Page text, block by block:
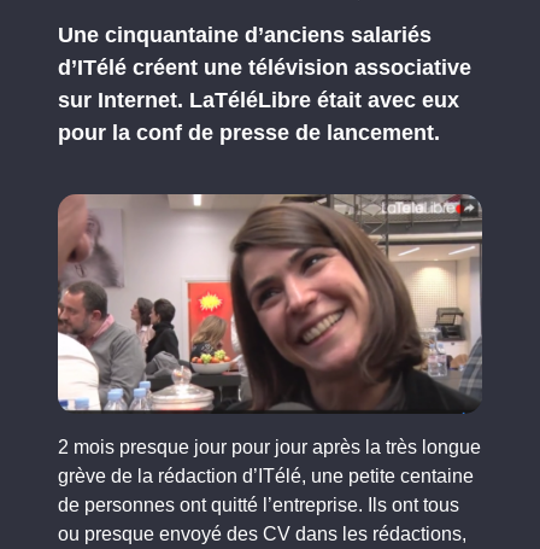
Une cinquantaine d’anciens salariés
d’ITélé créent une télévision associative
sur Internet. LaTéléLibre était avec eux
pour la conf de presse de lancement.
2 mois presque jour pour jour après la très longue
grève de la rédaction d’ITélé, une petite centaine
de personnes ont quitté l’entreprise. Ils ont tous
ou presque envoyé des CV dans les rédactions,